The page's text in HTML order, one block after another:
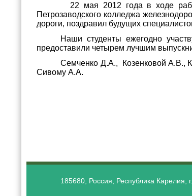
22 мая 2012 года в ходе
Петрозаводского колледжа
дороги, поздравил будущих
Наши студенты ежегодно
предоставили четырем лучшим
Семченко Д.А., Козенковой А.В.,
Сивому А.А.
185680, Россия, Республика Карелия,